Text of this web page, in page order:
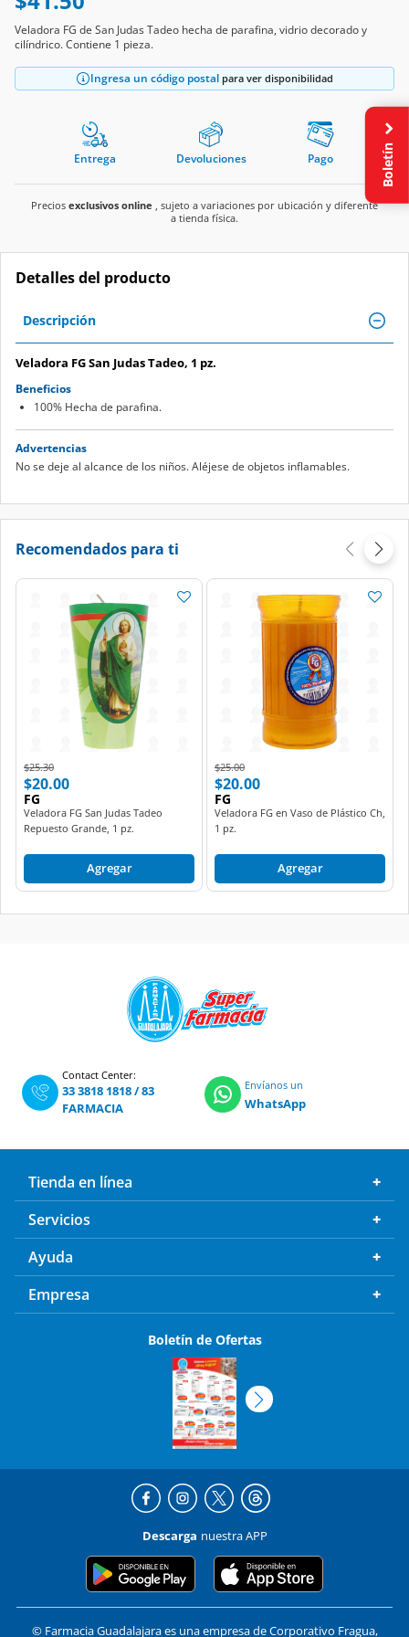
Veladora FG de San Judas Tadeo hecha de parafina, vidrio decorado y
cilíndrico. Contiene 1 pieza.
Ingresa un código postal para ver disponibilidad
Entrega Devoluciones Pago
Precios exclusivos online , sujeto a variaciones por ubicación y diferente
a tienda física.
Detalles del producto
Descripción
Veladora FG San Judas Tadeo, 1 pz.
Beneficios
100% Hecha de parafina.
Advertencias
No se deje al alcance de los niños. Aléjese de objetos inflamables.
Recomendados para ti
Price reduced from
$25.30to
$20.00
FG
Veladora FG San Judas Tadeo
Repuesto Grande, 1 pz.
Agregar
Price reduced from
$25.00to
$20.00
FG
Veladora FG en Vaso de Plástico Ch,
1 pz.
Agregar
Contact Center:
33 3818 1818/83
FARMACIA
Envíanos un
WhatsApp
Tienda en línea
Servicios
Ayuda
Empresa
Boletín de Ofertas
Descarga nuestra APP
© Farmacia Guadalajara es una empresa de Corporativo Fragua,
Boletín